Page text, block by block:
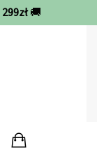
299zł🚚